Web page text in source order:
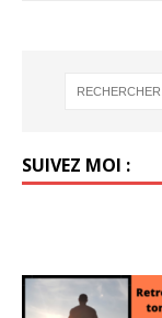
SUIVEZ MOI :